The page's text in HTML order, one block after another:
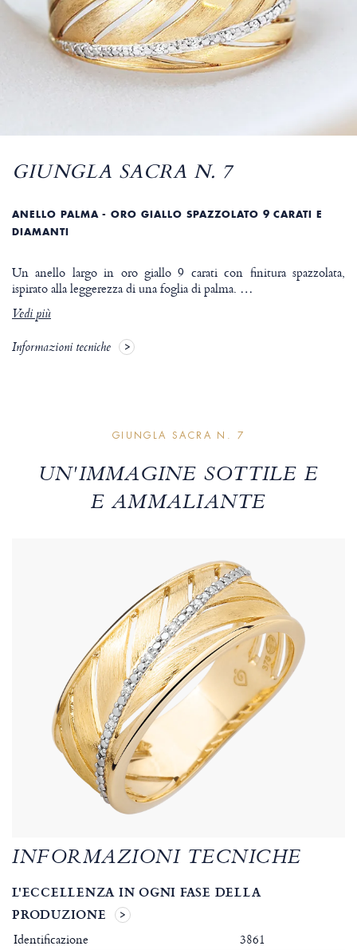
GIUNGLA SACRA N. 7
ANELLO PALMA - ORO GIALLO SPAZZOLATO 9 CARATI E
DIAMANTI
Un anello largo in oro giallo 9 carati con finitura spazzolata,
ispirato alla leggerezza di una foglia di palma. …
Vedi più
Informazioni tecniche
GIUNGLA SACRA N. 7
UN'IMMAGINE SOTTILE E
E AMMALIANTE
INFORMAZIONI TECNICHE
L'ECCELLENZA IN OGNI FASE DELLA
PRODUZIONE
Identificazione
3861